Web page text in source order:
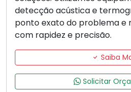
detecção acústica e
ponto exato do problema e
com rapidez e precisão.
Saiba
Solicitar